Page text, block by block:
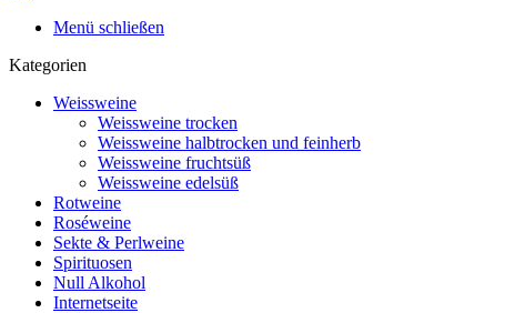
Menü schließen
Kategorien
Weissweine
Weissweine trocken
Weissweine halbtrocken und feinherb
Weissweine fruchtsüß
Weissweine edelsüß
Rotweine
Roséweine
Sekte & Perlweine
Spirituosen
Null Alkohol
Internetseite